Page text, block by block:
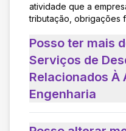
atividade que a
tributação, obrigações
Posso ter mais
Serviços de
Relacionados À
Engenharia